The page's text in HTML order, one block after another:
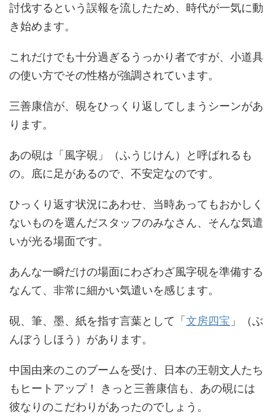
討伐するという誤報を流したため、時代が一気に動
き始めます。
これだけでも十分過ぎるうっかり者ですが、小道具
の使い方でその性格が強調されています。
三善康信が、硯をひっくり返してしまうシーンがあ
ります。
あの硯は「風字硯」（ふうじけん）と呼ばれるも
の。底に足があるので、不安定なのです。
ひっくり返す状況にあわせ、当時あってもおかしく
ないものを選んだスタッフのみなさん、そんな気遣
いが光る場面です。
あんな一瞬だけの場面にわざわざ風字硯を準備する
なんて、非常に細かい気遣いを感じます。
硯、筆、墨、紙を指す言葉として「文房四宝 」（ぶ
んぼうしほう）があります。
中国由来のこのブームを受け、日本の王朝文人たち
もヒートアップ！ きっと三善康信も、あの硯には
彼なりのこだわりがあったのでしょう。